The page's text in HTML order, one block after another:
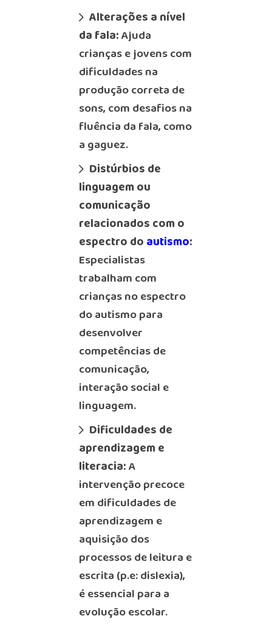
Alterações a nível
da fala:Ajuda
crianças e jovens com
dificuldades na
produção correta de
sons, com desafios na
fluência da fala, como
a gaguez.
Distúrbios de
linguagem ou
comunicação
relacionados com o
espectro do autismo:
Especialistas
trabalham com
crianças no espectro
do autismo para
desenvolver
competências de
comunicação,
interação social e
linguagem.
Dificuldades de
aprendizagem e
literacia:A
intervenção precoce
em dificuldades de
aprendizagem e
aquisição dos
processos de leitura e
escrita (p.e: dislexia),
é essencial para a
evolução escolar.